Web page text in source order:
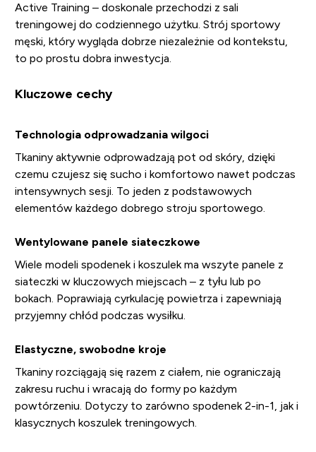
Active Training – doskonale przechodzi z sali
treningowej do codziennego użytku. Strój sportowy
męski, który wygląda dobrze niezależnie od kontekstu,
to po prostu dobra inwestycja.
Kluczowe cechy
Technologia odprowadzania wilgoci
Tkaniny aktywnie odprowadzają pot od skóry, dzięki
czemu czujesz się sucho i komfortowo nawet podczas
intensywnych sesji. To jeden z podstawowych
elementów każdego dobrego stroju sportowego.
Wentylowane panele siateczkowe
Wiele modeli spodenek i koszulek ma wszyte panele z
siateczki w kluczowych miejscach – z tyłu lub po
bokach. Poprawiają cyrkulację powietrza i zapewniają
przyjemny chłód podczas wysiłku.
Elastyczne, swobodne kroje
Tkaniny rozciągają się razem z ciałem, nie ograniczają
zakresu ruchu i wracają do formy po każdym
powtórzeniu. Dotyczy to zarówno spodenek 2-in-1, jak i
klasycznych koszulek treningowych.